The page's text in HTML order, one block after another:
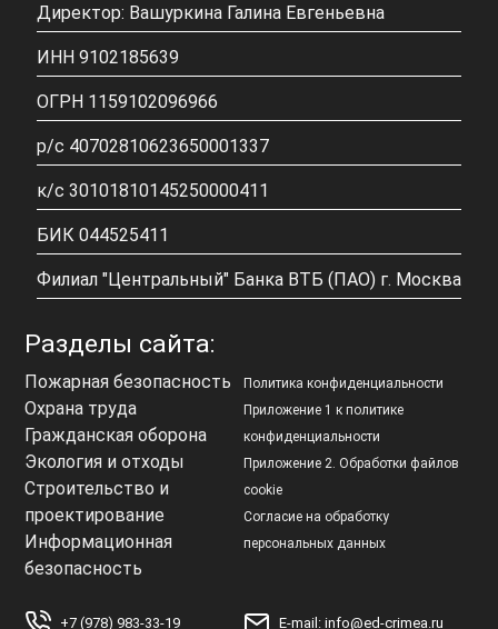
Директор: Вашуркина Галина Евгеньевна
ИНН 9102185639
ОГРН 1159102096966
р/с 40702810623650001337
к/с 30101810145250000411
БИК 044525411
Филиал "Центральный" Банка ВТБ (ПАО) г. Москва
Разделы сайта:
Пожарная безопасность
Охрана труда
Гражданская оборона
Экология и отходы
Строительство и
проектирование
Информационная
безопасность
Политика конфиденциальности
Приложение 1 к политике
конфиденциальности
Приложение 2. Обработки файлов
cookie
Согласие на обработку
персональных данных
+7 (978) 983-33-19 E-mail: info@ed-crimea.ru